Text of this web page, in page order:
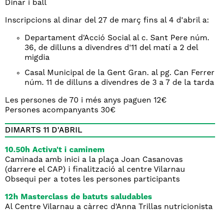
Dinar i ball
Inscripcions al dinar del 27 de març fins al 4 d'abril a:
Departament d'Acció Social al c. Sant Pere núm.
36, de dilluns a divendres d'11 del matí a 2 del
migdia
Casal Municipal de la Gent Gran. al pg. Can Ferrer
núm. 11 de dilluns a divendres de 3 a 7 de la tarda
Les persones de 70 i més anys paguen 12€
Persones acompanyants 30€
DIMARTS 11 D'ABRIL
10.50h Activa't i caminem
Caminada amb inici a la plaça Joan Casanovas
(darrere el CAP) i finalització al centre Vilarnau
Obsequi per a totes les persones participants
12h Masterclass de batuts saludables
Al Centre Vilarnau a càrrec d'Anna Trillas nutricionista